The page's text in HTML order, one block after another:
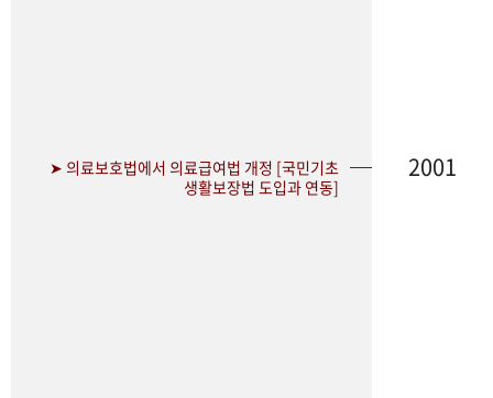
➤ 의료보호법에서 의료급여법 개정 [국민기초
생활보장법 도입과 연동]
2001